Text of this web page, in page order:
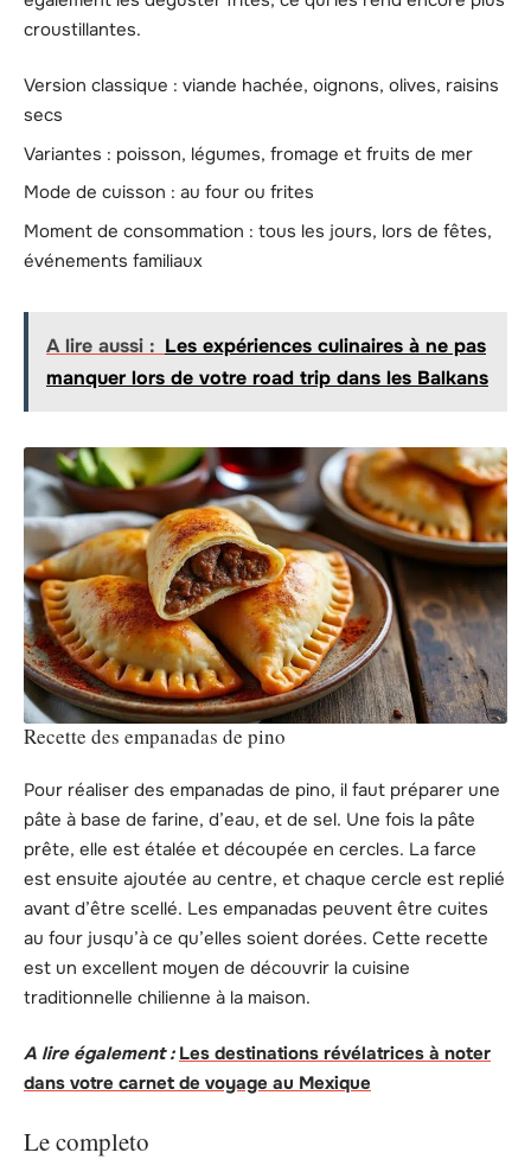
croustillantes.
Version classique : viande hachée, oignons, olives, raisins
secs
Variantes : poisson, légumes, fromage et fruits de mer
Mode de cuisson : au four ou frites
Moment de consommation : tous les jours, lors de fêtes,
événements familiaux
A lire aussi : Les expériences culinaires à ne pas
manquer lors de votre road trip dans les Balkans
Recette des empanadas de pino
Pour réaliser des empanadas de pino, il faut préparer une
pâte à base de farine, d’eau, et de sel. Une fois la pâte
prête, elle est étalée et découpée en cercles. La farce
est ensuite ajoutée au centre, et chaque cercle est replié
avant d’être scellé. Les empanadas peuvent être cuites
au four jusqu’à ce qu’elles soient dorées. Cette recette
est un excellent moyen de découvrir la cuisine
traditionnelle chilienne à la maison.
A lire également : Les destinations révélatrices à noter
dans votre carnet de voyage au Mexique
Le completo